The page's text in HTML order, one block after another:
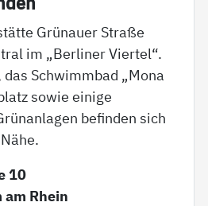
Grünauer Straße
im „Berliner Viertel“.
Schwimmbad „Mona
sowie einige
befinden sich
10
Rhein